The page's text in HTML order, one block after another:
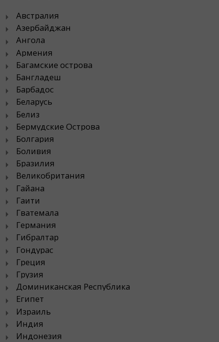
Австралия
Азербайджан
Ангола
Армения
Багамские острова
Бангладеш
Барбадос
Беларусь
Белиз
Бермудские Острова
Болгария
Боливия
Бразилия
Великобритания
Гайана
Гаити
Гватемала
Германия
Гибралтар
Гондурас
Греция
Грузия
Доминиканская Республика
Египет
Израиль
Индия
Индонезия